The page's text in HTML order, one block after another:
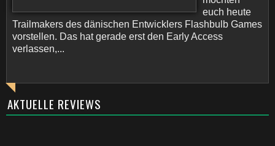
euch heute
Trailmakers des dänischen Entwicklers Flashbulb Games
vorstellen. Das hat gerade erst den Early Access
verlassen,...
AKTUELLE REVIEWS